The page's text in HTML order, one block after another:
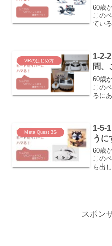
60歳
この
てい
VRのはじめ方
1-2-
問、
60歳
この
るに
Meta Quest 3S
1-5-
うに
60歳
この
ら出
スポン